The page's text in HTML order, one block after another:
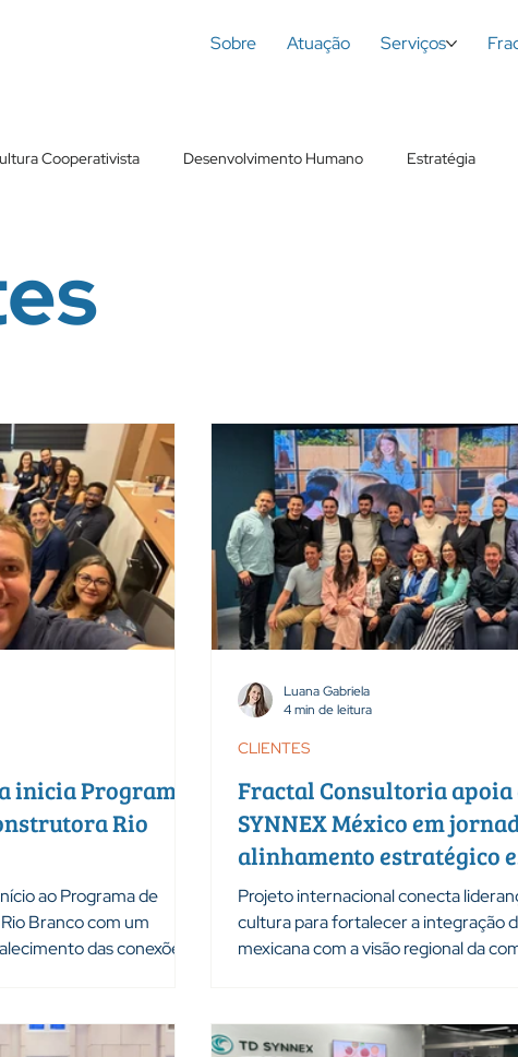
Sobre Atuação Serviços
Cooperativista Desenvolvimento Humano Estratégia
Programa
Rio
ao Programa de
Branco com um
das conexões,
ampliar a consciência
Fractal Consultoria apoia
SYNNEX México em
alinhamento estratégico e
fortalecimento da cultura
organizacional
Projeto internacional conecta
cultura para fortalecer a integração
mexicana com a visão regional da
entre lideranças, fortalecer a cultura
CLIENTES
Luana Gabriela
4 min de leitura